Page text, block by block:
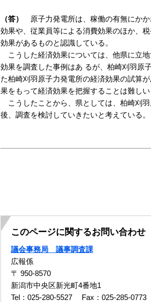
（答）
原子力発電所は、稼働の有無にか
効果や、従業員等による消費効果のほか、
効果があるものと認識している。
こうした経済効果については、他県に立
効果を調査した事例はあ るが、柏崎刈羽原
た柏崎刈羽原子力発電所の経済効果の試算
果をもって経済効果を把握することは難しい
こうしたことから、県としては、柏崎刈
後、調査を検討していきたいと考えている。
このページに関するお問い合わせ
議会事務局 議事調査課
広報係
〒 950-8570
新潟市中央区新光町4番地1
Tel：025-280-5527
Fax：025-285-0773